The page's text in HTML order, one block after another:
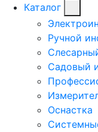
Каталог
Ручной
Садовый
Оснастка